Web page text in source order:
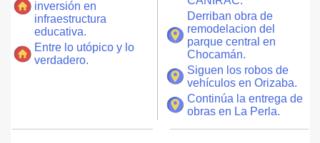
inversión en
infraestructura
educativa.
Entre lo utópico y lo
verdadero.
Derriban obra de
remodelacion del
parque central en
Chocamán.
Siguen los robos de
vehículos en Orizaba.
Continúa la entrega de
obras en La Perla.